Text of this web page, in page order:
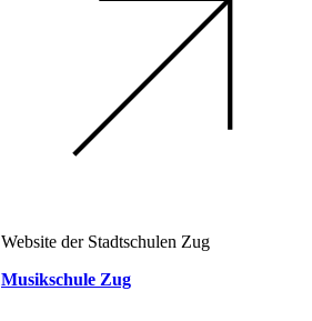
Website der Stadtschulen Zug
Musikschule Zug